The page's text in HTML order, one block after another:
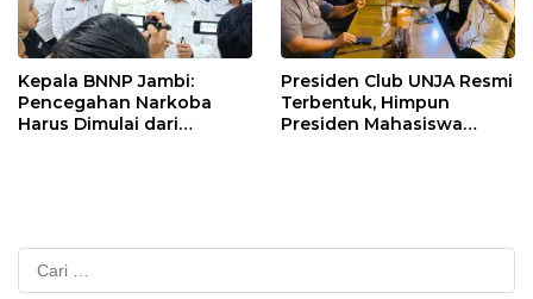
Kepala BNNP Jambi:
Pencegahan Narkoba
Harus Dimulai dari
Presiden Club UNJA Resmi
Terbentuk, Himpun
Presiden Mahasiswa
Cari
untuk: